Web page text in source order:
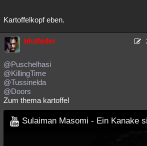
Kartoffelkopf eben.
blutfeder
@Puschelhasi
@KillingTime
@Tussinelda
@Doors
Zum thema kartoffel
Sulaiman Masomi - Ein Kanake